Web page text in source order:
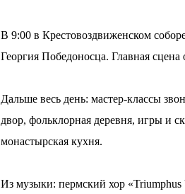
В 9:00 в Крестовоздвиженском
Георгия Победоносца. Главная сцена
Дальше весь день: мастер-классы
двор, фольклорная деревня, игры и
монастырская кухня.
Из музыки: пермский хор